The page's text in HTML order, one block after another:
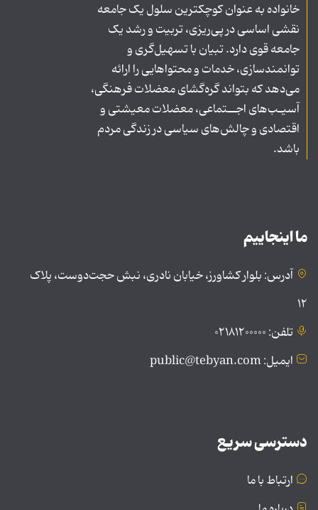
خانواده به عنوان کوچکترین سلول یک جامعه
نقشی اساسی در پی‌ریزی، تربیت و رشد یک
جامعه قوی دارد. تبیان با تسهیل‌گری و
توانمندسازی، خدمات و محتواهایی را ارائه
می‌دهد که بتواند گره‌گشای معضلات فرهنگی،
آسیـب‌های اجــتماعی، معضلات معیشتی و
اقتصادی و چالش‌های سیاسی در زندگی مردم
باشد.
ما اینجاییم
آدرس: بلوار کشاورز، خیابان نادری، نبش حجت‌دوست، پلاک
۱۲
تلفن: ۰۲۱۸۱۲۰۰۰۰۰
ایمیل: public@tebyan.com
دسترسی سریع
ارتباط با ما